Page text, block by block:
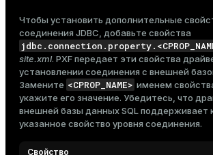
Чтобы установить дополнительные
соединения JDBC, добавьте свойства
site.xml. PXF передает эти свойства
установлении соединения с внешней
Замените <CPROP_NAME> именем
укажите его значение. Убедитесь, что
внешней базы данных SQL поддерживает
указанное свойство уровня соединения.